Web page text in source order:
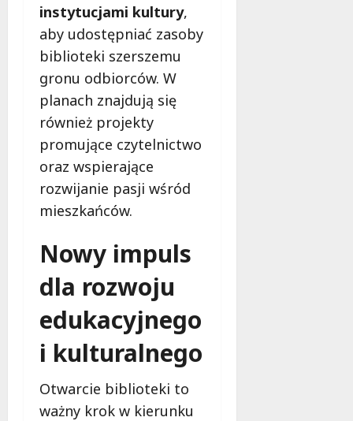
instytucjami kultury,
aby udostępniać zasoby
biblioteki szerszemu
gronu odbiorców. W
planach znajdują się
również projekty
promujące czytelnictwo
oraz wspierające
rozwijanie pasji wśród
mieszkańców.
Nowy impuls
dla rozwoju
edukacyjnego
i kulturalnego
Otwarcie biblioteki to
ważny krok w kierunku